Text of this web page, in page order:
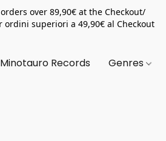
over 89,90€ at the Checkout/
superiori a 49,90€ al Checkout
Minotauro Records Genres